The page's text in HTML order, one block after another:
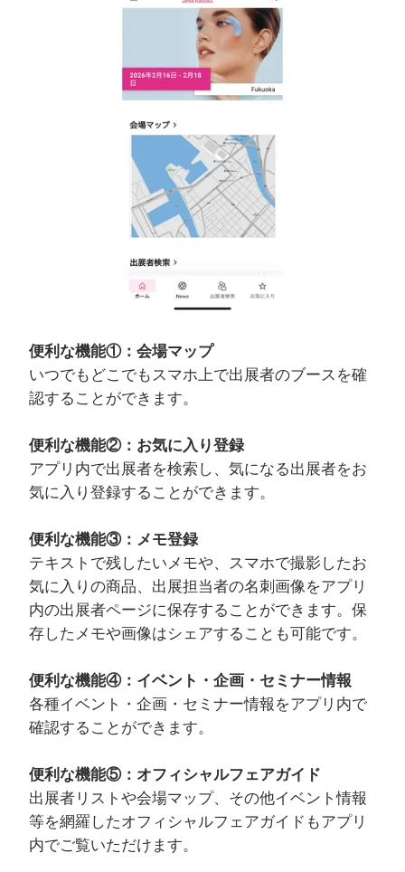
便利な機能①：会場マップ
いつでもどこでもスマホ上で出展者のブースを確
認することができます。
便利な機能②：お気に入り登録
アプリ内で出展者を検索し、気になる出展者をお
気に入り登録することができます。
便利な機能③：メモ登録
テキストで残したいメモや、スマホで撮影したお
気に入りの商品、出展担当者の名刺画像をアプリ
内の出展者ページに保存することができます。保
存したメモや画像はシェアすることも可能です。
便利な機能④：イベント・企画・セミナー情報
各種イベント・企画・セミナー情報をアプリ内で
確認することができます。
便利な機能⑤：オフィシャルフェアガイド
出展者リストや会場マップ、その他イベント情報
等を網羅したオフィシャルフェアガイドもアプリ
内でご覧いただけます。